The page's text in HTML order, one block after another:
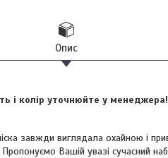
Опис
і колір уточнюйте у менеджера!
завжди виглядала охайною і
Пропонуємо Вашій увазі сучасний